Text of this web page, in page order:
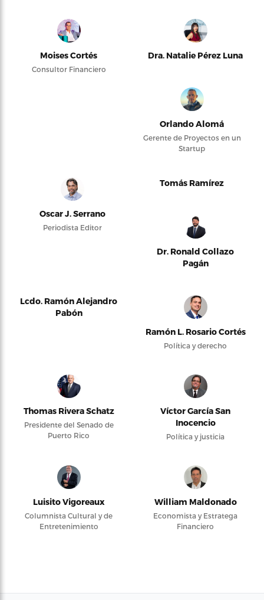
Moises Cortés
Consultor Financiero
Dra. Natalie Pérez Luna
Orlando Alomá
Gerente de Proyectos en un
Startup
Oscar J. Serrano
Periodista Editor
Tomás Ramírez
Dr. Ronald Collazo
Pagán
Lcdo. Ramón Alejandro
Pabón
Ramón L. Rosario Cortés
Política y derecho
Thomas Rivera Schatz
Presidente del Senado de
Puerto Rico
Víctor García San
Inocencio
Política y justicia
Luisito Vigoreaux
Columnista Cultural y de
Entretenimiento
William Maldonado
Economista y Estratega
Financiero